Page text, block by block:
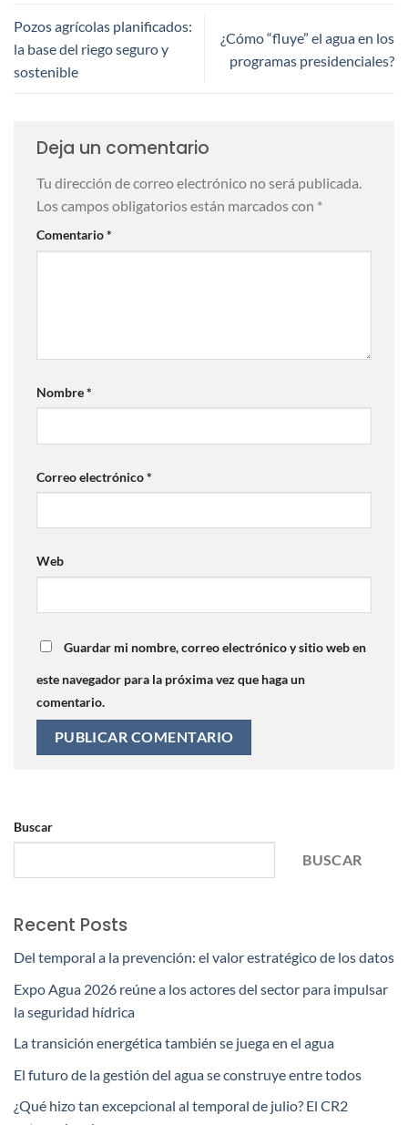
Pozos agrícolas planificados:
la base del riego seguro y
sostenible
¿Cómo “fluye” el agua en los
programas presidenciales?
Deja un comentario
Tu dirección de correo electrónico no será publicada.
Los campos obligatorios están marcados con *
Comentario*
Nombre*
Correo electrónico*
Web
Guardar mi nombre, correo electrónico y sitio web en
este navegador para la próxima vez que haga un
comentario.
Buscar
BUSCAR
Recent Posts
Del temporal a la prevención: el valor estratégico de los datos
Expo Agua 2026 reúne a los actores del sector para impulsar
la seguridad hídrica
La transición energética también se juega en el agua
El futuro de la gestión del agua se construye entre todos
¿Qué hizo tan excepcional al temporal de julio? El CR2